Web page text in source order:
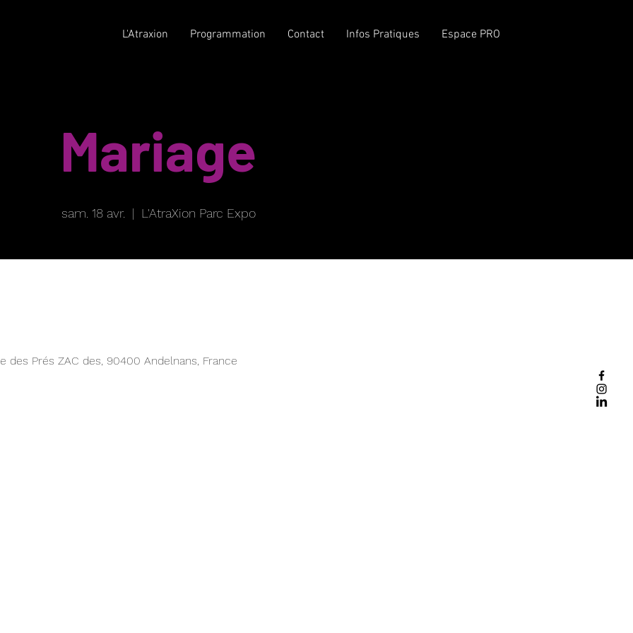
L'Atraxion Programmation Contact Infos Pratiques Espace PRO
Mariage
sam. 18 avr.
  |
L'AtraXion Parc Expo
des Prés ZAC des, 90400 Andelnans, France